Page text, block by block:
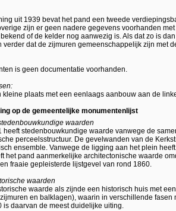
uit 1939 bevat het pand een tweede
zijn er geen nadere gegevens voorhanden
of de kelder nog aanwezig is. Als dat zo is
verder dat de zijmuren gemeenschappelijk zijn met
is geen documentatie voorhanden.
kleine plaats met een eenlaags aanbouw aan de
op de gemeentelijke monumentenlijst
waarden
heeft stedenbouwkundige waarde vanwege de
perceelsstructuur. De gevelwanden van de
ensemble. Vanwege de ligging aan het plein
het pand aanmerkelijke architectonische waarde
fraaie gepleisterde lijstgevel van rond 1860.
waarden
waarde als zijnde een historisch huis met
en balklagen), waarin in verschillende
is daarvan de meest duidelijke uiting.